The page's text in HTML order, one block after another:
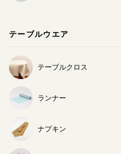
テーブルウエア
テーブルクロス
ランナー
ナプキン